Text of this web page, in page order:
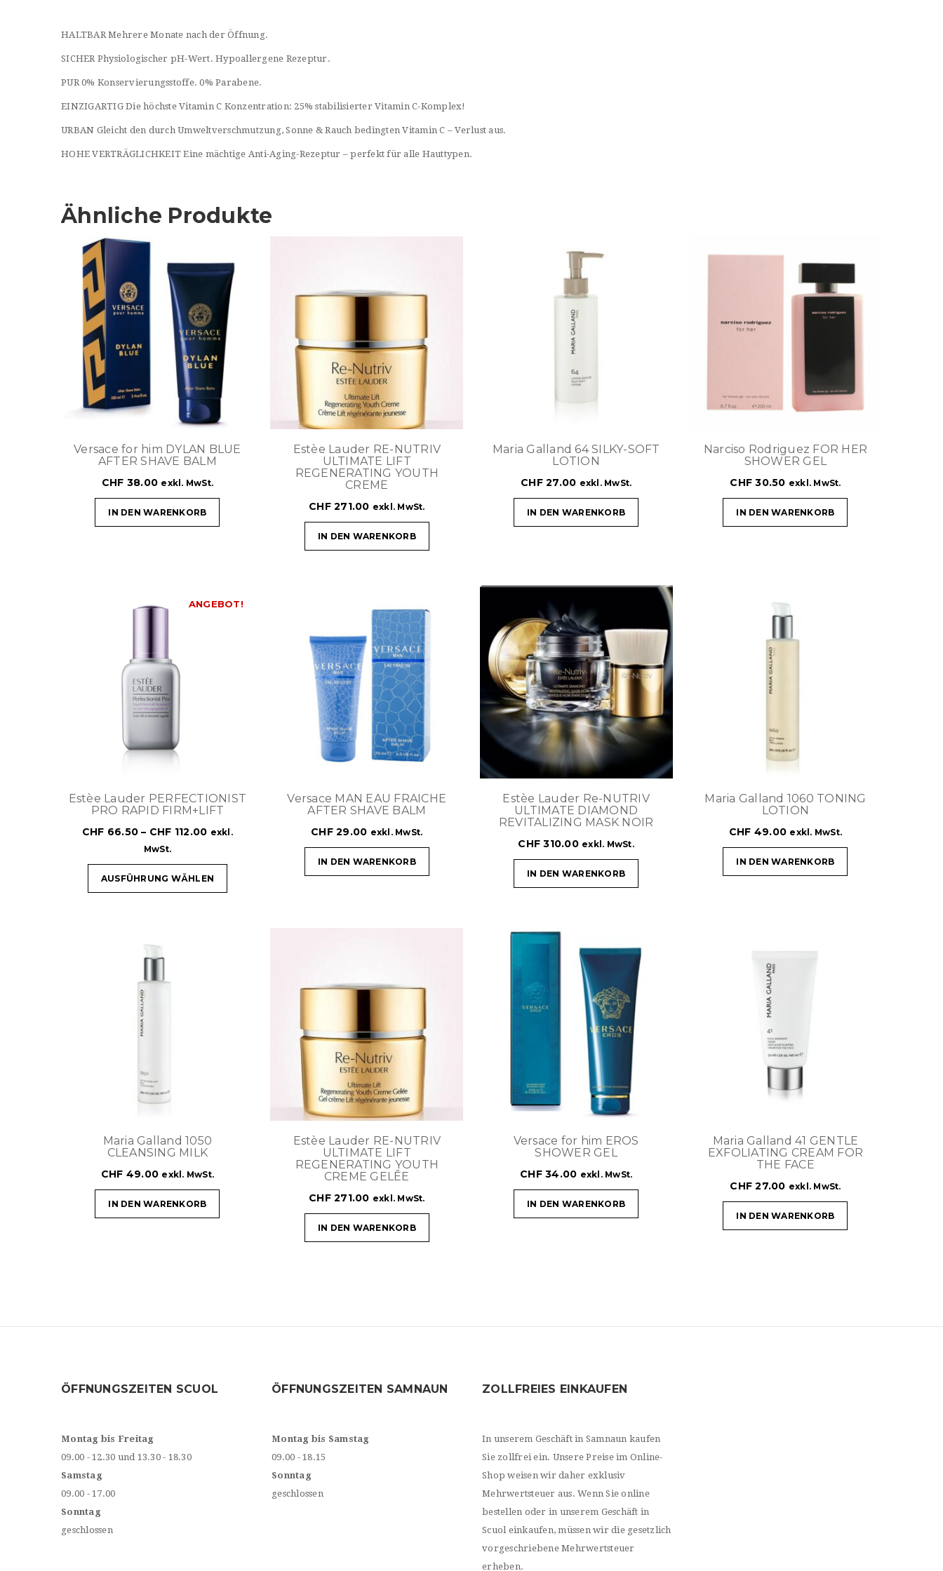
HALTBAR Mehrere Monate nach der Öffnung.
SICHER Physiologischer pH-Wert. Hypoallergene Rezeptur.
PUR 0% Konservierungsstoffe. 0% Parabene.
EINZIGARTIG Die höchste Vitamin C Konzentration: 25% stabilisierter Vitamin C-Komplex!
URBAN Gleicht den durch Umweltverschmutzung, Sonne & Rauch bedingten Vitamin C – Verlust aus.
HOHE VERTRÄGLICHKEIT Eine mächtige Anti-Aging-Rezeptur – perfekt für alle Hauttypen.
Ähnliche Produkte
Versace for him DYLAN BLUE
AFTER SHAVE BALM
CHF 38.00 exkl. MwSt.
IN DEN WARENKORB
Estèe Lauder RE-NUTRIV
ULTIMATE LIFT
REGENERATING YOUTH
CREME
CHF271.00 exkl. MwSt.
IN DEN WARENKORB
Maria Galland 64 SILKY-SOFT
LOTION
CHF27.00 exkl. MwSt.
IN DEN WARENKORB
Narciso Rodriguez FOR HER
SHOWER GEL
CHF 30.50 exkl. MwSt.
IN DEN WARENKORB
ANGEBOT!
Estèe Lauder PERFECTIONIST
PRO RAPID FIRM+LIFT
CHF 66.50 – CHF 112.00 exkl.
MwSt.
AUSFÜHRUNG WÄHLEN
Versace MAN EAU FRAICHE
AFTER SHAVE BALM
CHF29.00 exkl. MwSt.
IN DEN WARENKORB
Estèe Lauder Re-NUTRIV
ULTIMATE DIAMOND
REVITALIZING MASK NOIR
CHF 310.00 exkl. MwSt.
IN DEN WARENKORB
Maria Galland 1060 TONING
LOTION
CHF 49.00 exkl. MwSt.
IN DEN WARENKORB
Maria Galland 1050
CLEANSING MILK
CHF 49.00 exkl. MwSt.
IN DEN WARENKORB
Estèe Lauder RE-NUTRIV
ULTIMATE LIFT
REGENERATING YOUTH
CREME GELÊE
CHF271.00 exkl. MwSt.
IN DEN WARENKORB
Versace for him EROS
SHOWER GEL
CHF34.00 exkl. MwSt.
IN DEN WARENKORB
Maria Galland 41 GENTLE
EXFOLIATING CREAM FOR
THE FACE
CHF 27.00 exkl. MwSt.
IN DEN WARENKORB
ÖFFNUNGSZEITEN SCUOL
Montag bis Freitag
09.00 - 12.30 und 13.30 - 18.30
Samstag
09.00 - 17.00
Sonntag
geschlossen
ÖFFNUNGSZEITEN SAMNAUN
Montag bis Samstag
09.00 - 18.15
Sonntag
geschlossen
ZOLLFREIES EINKAUFEN
In unserem Geschäft in Samnaun kaufen
Sie zollfrei ein. Unsere Preise im Online-
Shop weisen wir daher exklusiv
Mehrwertsteuer aus. Wenn Sie online
bestellen oder in unserem Geschäft in
Scuol einkaufen, müssen wir die gesetzlich
vorgeschriebene Mehrwertsteuer
erheben.